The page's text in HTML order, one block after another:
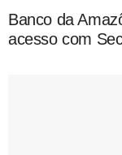
Banco da
acesso com